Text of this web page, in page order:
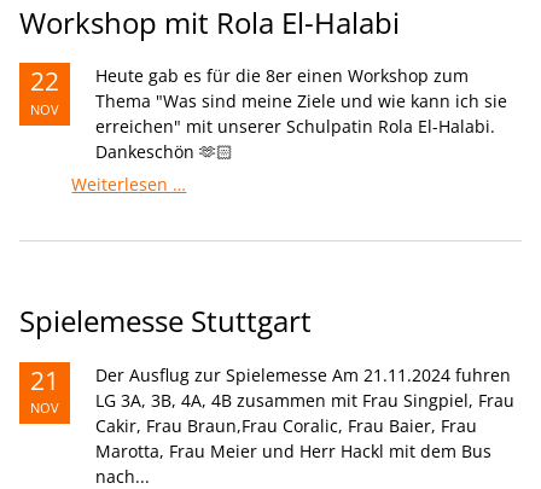
Workshop mit Rola El-Halabi
22
NOV
Heute gab es für die 8er einen Workshop zum
Thema "Was sind meine Ziele und wie kann ich sie
erreichen" mit unserer Schulpatin Rola El-Halabi.
Dankeschön 🫶🏻
Weiterlesen …
Spielemesse Stuttgart
21
NOV
Der Ausflug zur Spielemesse Am 21.11.2024 fuhren
LG 3A, 3B, 4A, 4B zusammen mit Frau Singpiel, Frau
Cakir, Frau Braun,Frau Coralic, Frau Baier, Frau
Marotta, Frau Meier und Herr Hackl mit dem Bus
nach...